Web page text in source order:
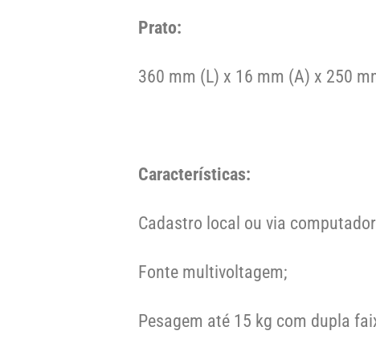
Prato:
360 mm (L) x 16 mm (A) x 250
Características:
Cadastro local ou via
Fonte multivoltagem;
Pesagem até 15 kg com dupla